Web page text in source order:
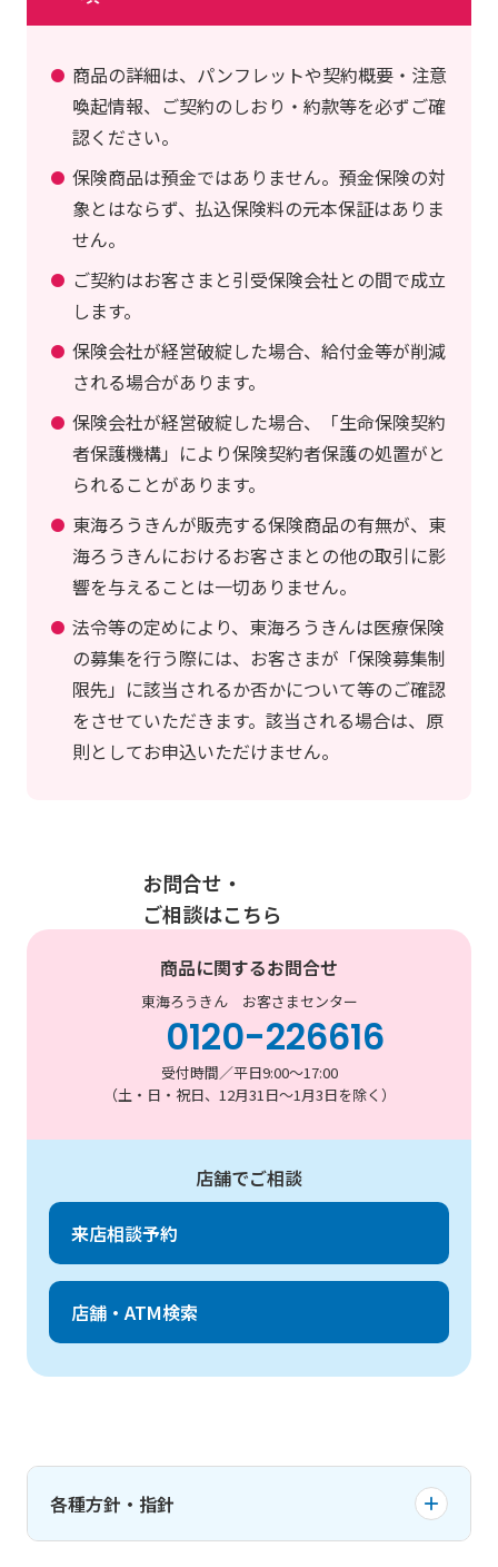
商品の詳細は、パンフレットや契約概要・注意
喚起情報、ご契約のしおり・約款等を必ずご確
認ください。
保険商品は預金ではありません。預金保険の対
象とはならず、払込保険料の元本保証はありま
せん。
ご契約はお客さまと引受保険会社との間で成立
します。
保険会社が経営破綻した場合、給付金等が削減
される場合があります。
保険会社が経営破綻した場合、「生命保険契約
者保護機構」により保険契約者保護の処置がと
られることがあります。
東海ろうきんが販売する保険商品の有無が、東
海ろうきんにおけるお客さまとの他の取引に影
響を与えることは一切ありません。
法令等の定めにより、東海ろうきんは医療保険
の募集を行う際には、お客さまが「保険募集制
限先」に該当されるか否かについて等のご確認
をさせていただきます。該当される場合は、原
則としてお申込いただけません。
お問合せ・
ご相談はこちら
商品に関するお問合せ
東海ろうきん お客さまセンター
0120-226616
受付時間／平日9:00～17:00
（土・日・祝日、12月31日～1月3日を除く）
店舗でご相談
来店相談予約
店舗・ATM検索
各種方針・指針